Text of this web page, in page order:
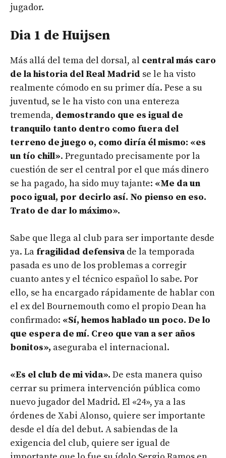
jugador.
Dia 1 de Huijsen
Más allá del tema del dorsal, al central más caro
de la historia del Real Madrid se le ha visto
realmente cómodo en su primer día. Pese a su
juventud, se le ha visto con una entereza
tremenda, demostrando que es igual de
tranquilo tanto dentro como fuera del
terreno de juego o, como diría él mismo: «es
un tío chill». Preguntado precisamente por la
cuestión de ser el central por el que más dinero
se ha pagado, ha sido muy tajante: «Me da un
poco igual, por decirlo así. No pienso en eso.
Trato de dar lo máximo».
Sabe que llega al club para ser importante desde
ya. La fragilidad defensiva de la temporada
pasada es uno de los problemas a corregir
cuanto antes y el técnico español lo sabe. Por
ello, se ha encargado rápidamente de hablar con
el ex del Bournemouth como el propio Dean ha
confirmado: «Sí, hemos hablado un poco. De lo
que espera de mí. Creo que van a ser años
bonitos», aseguraba el internacional.
«Es el club de mi vida». De esta manera quiso
cerrar su primera intervención pública como
nuevo jugador del Madrid. El «24», ya a las
órdenes de Xabi Alonso, quiere ser importante
desde el día del debut. A sabiendas de la
exigencia del club, quiere ser igual de